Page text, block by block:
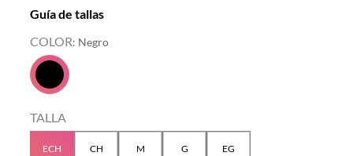
Guía de tallas
COLOR: Negro
TALLA
ECH CH M G EG